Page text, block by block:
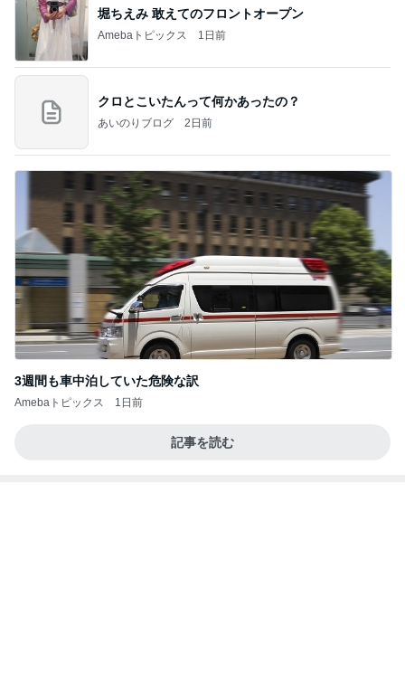
堀ちえみ 敢えてのフロントオープン
Amebaトピックス 1日前
クロとこいたんって何かあったの？
あいのりブログ 2日前
3週間も車中泊していた危険な訳
Amebaトピックス 1日前
記事を読む